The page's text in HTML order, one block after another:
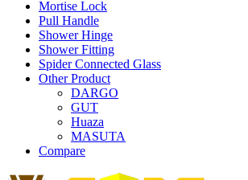
Mortise Lock
Pull Handle
Shower Hinge
Shower Fitting
Spider Connected Glass
Other Product
DARGO
GUT
Huaza
MASUTA
Compare